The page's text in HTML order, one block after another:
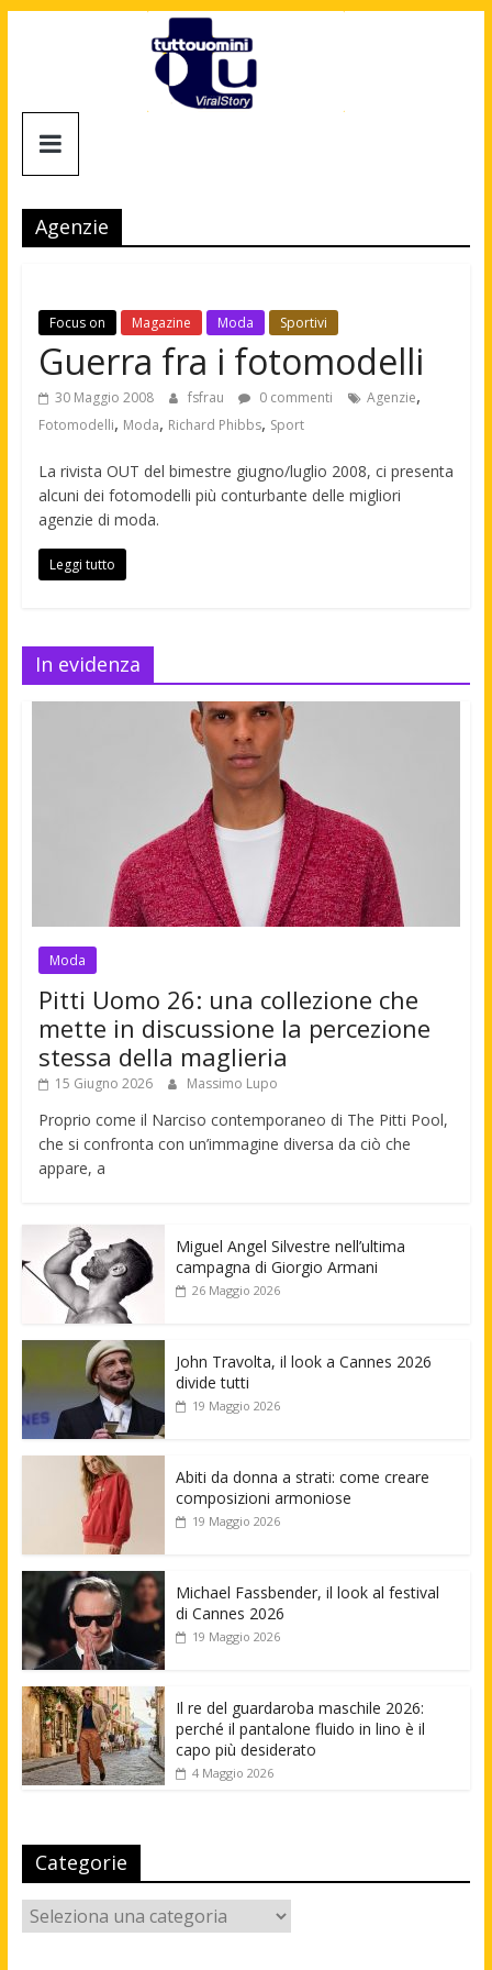
Tuttouomini
Tv,
Cinema,
news
moda
maschile
Agenzie
Focus on Magazine Moda Sportivi
Guerra fra i fotomodelli
30 Maggio 2008 fsfrau 0 commenti Agenzie,
Fotomodelli, Moda, Richard Phibbs, Sport
La rivista OUT del bimestre giugno/luglio 2008, ci presenta
alcuni dei fotomodelli più conturbante delle migliori
agenzie di moda.
Leggi tutto
In evidenza
Moda
Pitti Uomo 26: una collezione che
mette in discussione la percezione
stessa della maglieria
15 Giugno 2026 Massimo Lupo
Proprio come il Narciso contemporaneo di The Pitti Pool,
che si confronta con un’immagine diversa da ciò che
appare, a
Miguel Angel Silvestre nell’ultima
campagna di Giorgio Armani
26 Maggio 2026
John Travolta, il look a Cannes 2026
divide tutti
19 Maggio 2026
Abiti da donna a strati: come creare
composizioni armoniose
19 Maggio 2026
Michael Fassbender, il look al festival
di Cannes 2026
19 Maggio 2026
Il re del guardaroba maschile 2026:
perché il pantalone fluido in lino è il
capo più desiderato
4 Maggio 2026
Categorie
Categorie